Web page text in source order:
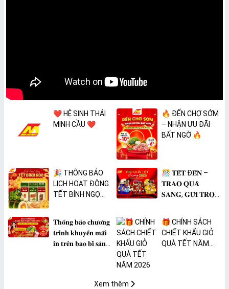
❤️ HỆ SINH THÁI
MINH CẦU ❤️
🔥 ĐẾN CHỢ SỚM
– NHẬN ƯU ĐÃI
BẤT NGỜ 🔥
🎉 THÔNG BÁO
LỊCH HOẠT ĐỘNG
TẾT BÍNH NGỌ
🎊 𝐓𝐄̂́𝐓 Đ𝐄̂́𝐍 –
𝐓𝐑𝐀𝐎 𝐐𝐔𝐀̀
𝐒𝐀𝐍𝐆, 𝐆𝐔̛̉𝐈 𝐓𝐑𝐎̣𝐍
𝐓𝐡𝐨̂𝐧𝐠 𝐛𝐚́𝐨 𝐜𝐡𝐮̛𝐨̛𝐧𝐠
𝐭𝐫𝐢̀𝐧𝐡 𝐤𝐡𝐮𝐲𝐞̂́𝐧 𝐦𝐚̃𝐢
𝐢𝐧 𝐭𝐫𝐞̂𝐧 𝐛𝐚𝐨 𝐛𝐢̀ 𝐬𝐚̉𝐧
🎁 CHÍNH SÁCH
CHIẾT KHẤU GIỎ
QUÀ TẾT NĂM
Xem thêm